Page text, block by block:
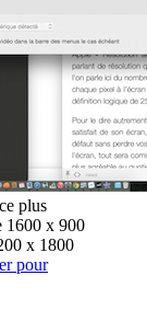
plus
1600 x 900
x 1800
pour